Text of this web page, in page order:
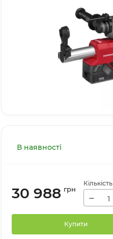
В наявності
30 988 грн
Кількість
−
Купити